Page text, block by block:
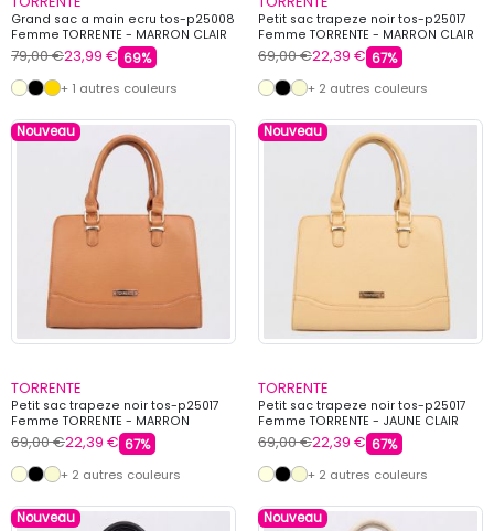
Grand sac a main ecru tos-p25008
Femme TORRENTE - MARRON CLAIR
79,00 €23,99 € 69%
+ 1 autres couleurs
Petit sac trapeze noir tos-p25017
Femme TORRENTE - MARRON CLAIR
69,00 €22,39 € 67%
+ 2 autres couleurs
Nouveau
TORRENTE
Petit sac trapeze noir tos-p25017
Femme TORRENTE - MARRON
69,00 €22,39 € 67%
+ 2 autres couleurs
Nouveau
TORRENTE
Petit sac trapeze noir tos-p25017
Femme TORRENTE - JAUNE CLAIR
69,00 €22,39 € 67%
+ 2 autres couleurs
Nouveau Nouveau